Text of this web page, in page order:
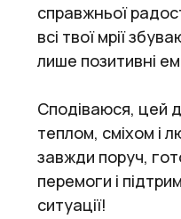
справжньої
всі твої мрії
лише позитивні
Сподіваюся, цей
теплом, сміхом і
завжди поруч,
перемоги і
ситуації!